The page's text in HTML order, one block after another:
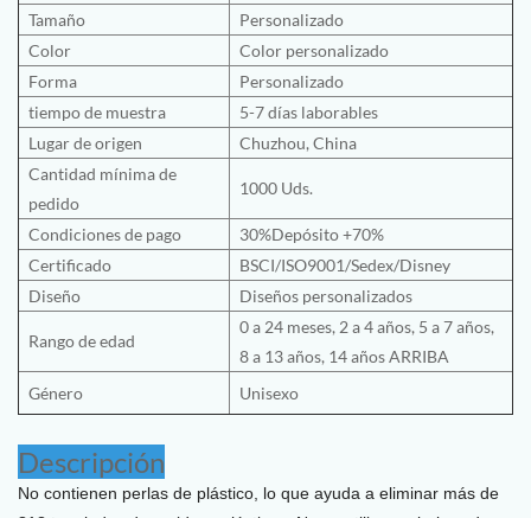
Tamaño
Personalizado
Color
Color personalizado
Forma
Personalizado
tiempo de muestra
5-7 días laborables
Lugar de origen
Chuzhou, China
Cantidad mínima de
pedido
1000 Uds.
Condiciones de pago
30%Depósito +70%
Certificado
BSCI/ISO9001/Sedex/Disney
Diseño
Diseños personalizados
Rango de edad
0 a 24 meses, 2 a 4 años, 5 a 7 años,
8 a 13 años, 14 años ARRIBA
Género
Unisexo
Descripción
No contienen perlas de plástico, lo que ayuda a eliminar más de